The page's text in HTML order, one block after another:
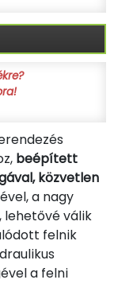
beépített
közvetlen
a nagy
lehetővé válik
felnik
a felni